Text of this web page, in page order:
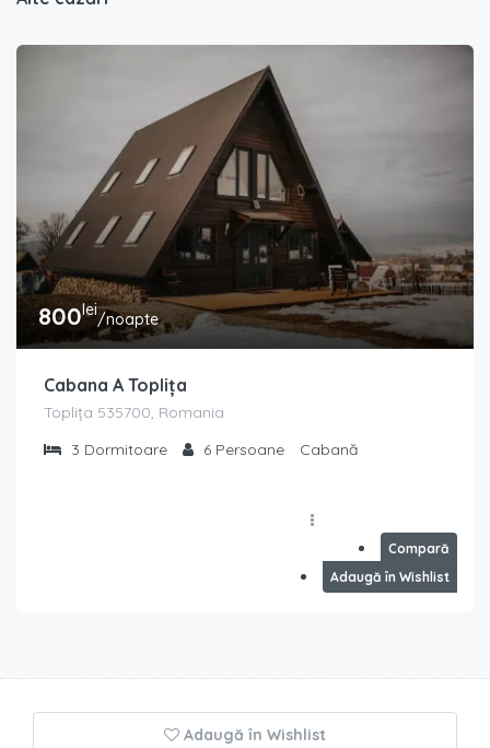
800lei/noapte
Cabana A Toplița
Toplița 535700, Romania
3 Dormitoare 6 Persoane Cabană
Compară
Adaugă în Wishlist
Adaugă în Wishlist